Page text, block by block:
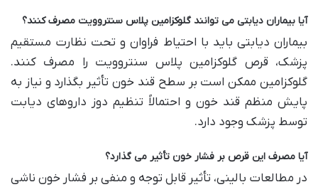
آیا بیماران دیابتی می توانند گلوکزامین پلاس سنتروویت مصرف کنند؟
بیماران دیابتی باید با احتیاط فراوان و تحت نظارت مستقیم
پزشک، قرص گلوکزامین پلاس سنتروویت را مصرف کنند.
گلوکزامین ممکن است بر سطح قند خون تأثیر بگذارد و نیاز به
پایش منظم قند خون و احتمالاً تنظیم دوز داروهای دیابت
توسط پزشک وجود دارد.
آیا مصرف این قرص بر فشار خون تأثیر می گذارد؟
در مطالعات بالینی، تأثیر قابل توجه و منفی بر فشار خون ناشی